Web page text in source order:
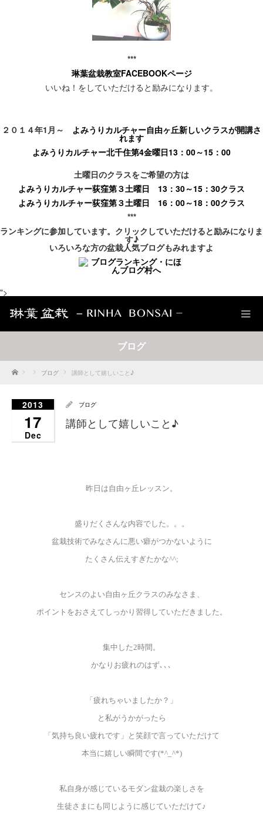
***
琳葉盆栽教室FACEBOOKページ
いいね！をしていただけると励みになります。
２０１４年1月～ よみうりカルチャー自由ヶ丘新しいクラスが開講さ
れます
よみうりカルチャー北千住第4金曜日13：00～15：00
土曜日のクラスをご希望の方は
よみうりカルチャー荻窪第３土曜日 13：30～15：30クラス
よみうりカルチャー荻窪第３土曜日 16：00～18：00クラス
***
ランキングに参加しています。クリックしていただけると励みになりま
す♪
いろいろな方の盆栽人気ブログもみれますよ
">
ブログ
Home ブログ 講師として嬉しいこと♪
2013
17
Dec
ブログ
講師として嬉しいこと♪
昨日は自由ヶ丘レッスン。
盛りだくさんな内容でした。。。
盆栽技術でみなさんに悪い癖がつかないように
たくさん伝えすぎたかな^^;
センスのよい自由ヶ丘クラスのみなさま、
ポイントをおさえてしっかり習得していただきました。
集中した2時間。
かなりお疲れのはず､､､
「疲れちゃいましたか？」
と私がうかがったら
「気持ち良い疲れです」と笑顔で言っていただけて
本当に嬉しい瞬間です(*^_^*)
私自身が感じているモダン盆栽の楽しさを
生徒さまにも同じように感じていただけて♪